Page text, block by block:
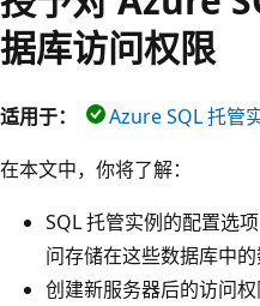
据库访问权限
适用于：
Azure SQL 托管
在本文中，你将了解：
SQL 托管实例的配置选
问存储在这些数据库中的
创建新服务器后的访问权